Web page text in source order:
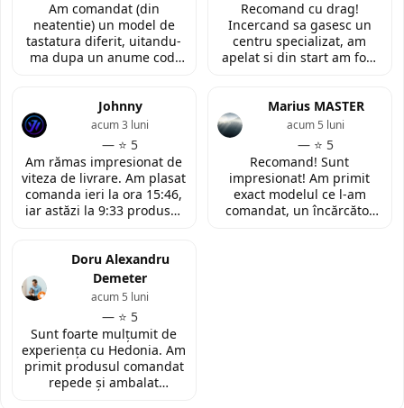
Am comandat (din
neatentie) un model de
tastatura diferit, uitandu-
ma dupa un anume cod.
contactat in urma cererii
de retur si mi-au oferit
modelul potrivit de
tastatura pentru repararea
laptopului. Nu am ce
reprosa! Serviciu prompt si
de incredere!
Recomand cu drag!
Incercand sa gasesc un
centru specializat, am
apelat si din start am fost
fata locului, am fost placut
impresionata de
amabilitatea si priceperea
personalului. Multumesc
tare mult pentru ajutorul
oferit!
Johnny
— ⭐ 5
acum 3 luni
Am rămas impresionat de
viteza de livrare. Am plasat
comanda ieri la ora 15:46,
iar astăzi la 9:33 produsul
exact conform descrierii,
ambalată corespunzător și
la un preț foarte
toată încrederea!
Marius MASTER
— ⭐ 5
acum 5 luni
Recomand! Sunt
impresionat! Am primit
exact modelul ce l-am
comandat, un încărcător
Doru Alexandru
Demeter
— ⭐ 5
acum 5 luni
Sunt foarte mulțumit de
experiența cu Hedonia. Am
primit produsul comandat
repede și ambalat